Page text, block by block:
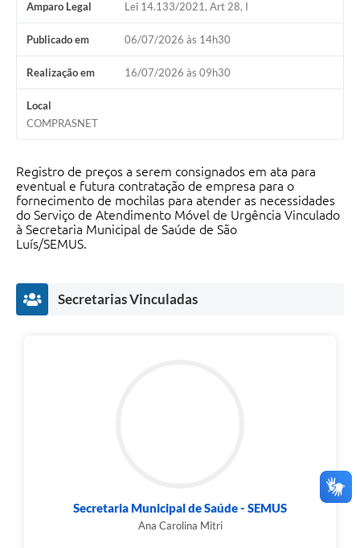
Amparo Legal Lei 14.133/2021, Art 28, I
Publicado em 06/07/2026 às 14h30
Realização em 16/07/2026 às 09h30
Local
COMPRASNET
Registro de preços a serem consignados em ata para
eventual e futura contratação de empresa para o
fornecimento de mochilas para atender as necessidades
do Serviço de Atendimento Móvel de Urgência Vinculado
à Secretaria Municipal de Saúde de São
Luís/SEMUS.
Secretarias Vinculadas
Secretaria Municipal de Saúde - SEMUS
Ana Carolina Mitri